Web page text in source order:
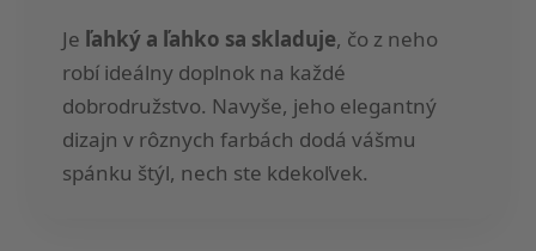
Je ľahký a ľahko sa skladuje, čo z neho
robí ideálny doplnok na každé
dobrodružstvo. Navyše, jeho elegantný
dizajn v rôznych farbách dodá vášmu
spánku štýl, nech ste kdekoľvek.